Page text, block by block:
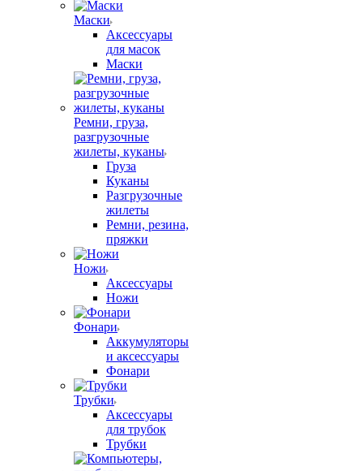
Маски
Аксессуары
для масок
Маски
Ремни, груза,
разгрузочные
жилеты, куканы
Груза
Куканы
Разгрузочные
жилеты
Ремни, резина,
пряжки
Ножи
Аксессуары
Ножи
Фонари
Аккумуляторы
и аксессуары
Фонари
Трубки
Аксессуары
для трубок
Трубки